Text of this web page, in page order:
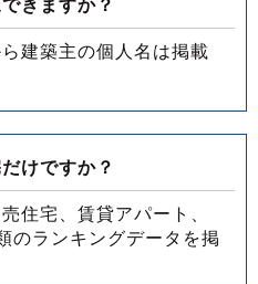
きますか？
建築主の個人名は掲載
けですか？
住宅、賃貸アパート、
のランキングデータを掲